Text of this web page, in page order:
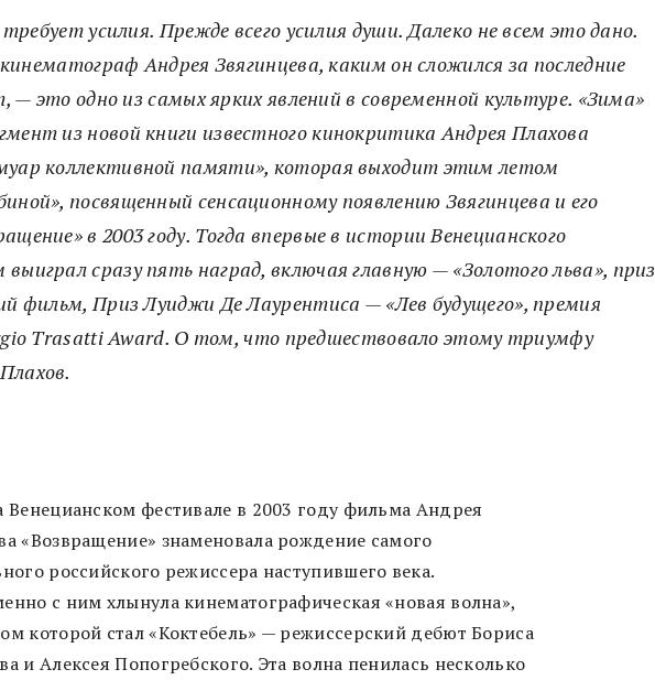
усилия. Прежде всего усилия души. Далеко не всем это дано.
Андрея Звягинцева, каким он сложился за последние
— это одно из самых ярких явлений в современной культуре. «Зима»
из новой книги известного кинокритика Андрея Плахова
коллективной памяти», которая выходит этим летом
посвященный сенсационному появлению Звягинцева и его
в 2003 году. Тогда впервые в истории Венецианского
сразу пять наград, включая главную — «Золотого льва», приз
фильм, Приз Луиджи Де Лаурентиса — «Лев будущего», премия
Trasatti Award. О том, что предшествовало этому триумфу
Венецианском фестивале в 2003 году фильма Андрея
«Возвращение» знаменовала рождение самого
российского режиссера наступившего века.
с ним хлынула кинематографическая «новая волна»,
которой стал «Коктебель» — режиссерский дебют Бориса
и Алексея Попогребского. Эта волна пенилась несколько